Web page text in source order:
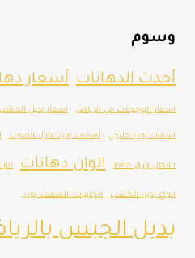
وسوم
أحدث الدهانات أسعار
اسعار البرجولات في الرياض اسعار بديل
اسمنت بورد خارجي اسمنت بورد عازل للصوت
اشكال ورق حائط الوان دهانات
انواع بديل الخشب ايجابيات الاسمنت بورد
بديل الجبس